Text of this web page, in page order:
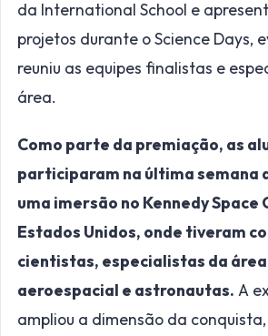
da International School e
projetos durante o Science Days,
reuniu as equipes finalistas e
área.
Como parte da premiação, as
participaram na última semana
uma imersão no Kennedy Space
Estados Unidos, onde tiveram
cientistas, especialistas da área
aeroespacial e astronautas. A
ampliou a dimensão da